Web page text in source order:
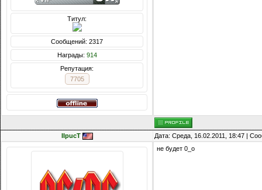
Титул:
Сообщений: 2317
Награды: 914
Репутация:
7705
IIpucT Дата: Среда, 16.02.2011, 18:47 |
не будет 0_о